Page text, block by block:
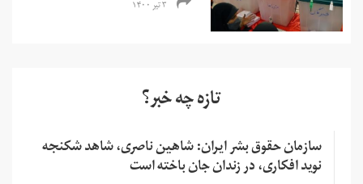
۳ تیر ۱۴۰۰
تازه چه خبر؟
سازمان حقوق بشر ایران: شاهین ناصری، شاهد شکنجه
نوید افکاری، در زندان جان باخته است